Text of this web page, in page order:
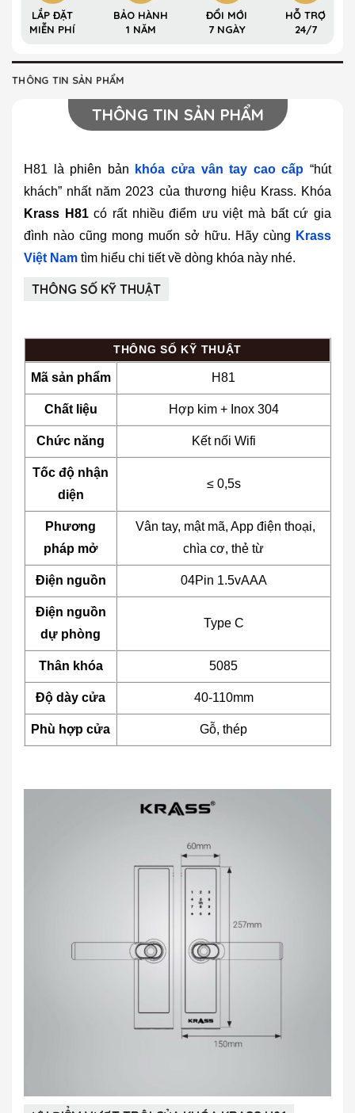
LẮP ĐẶT
MIỄN PHÍ
BẢO HÀNH
1 NĂM
ĐỔI MỚI
7 NGÀY
HỖ TRỢ
24/7
THÔNG TIN SẢN PHẨM
THÔNG TIN SẢN PHẨM
H81 là phiên bản khóa cửa vân tay cao cấp “hút
khách” nhất năm 2023 của thương hiệu Krass. Khóa
Krass H81có rất nhiều điểm ưu việt mà bất cứ gia
đình nào cũng mong muốn sở hữu. Hãy cùng Krass
Việt Nam tìm hiểu chi tiết về dòng khóa này nhé.
THÔNG SỐ KỸ THUẬT
THÔNG SỐ KỸ THUẬT
Mã sản phẩm H81
Chất liệu Hợp kim + Inox 304
Chức năng Kết nối Wifi
Tốc độ nhận
diện
≤ 0,5s
Phương
pháp mở
Vân tay, mật mã, App điện thoại,
chìa cơ, thẻ từ
Điện nguồn 04Pin 1.5vAAA
Điện nguồn
dự phòng
Type C
Thân khóa 5085
Độ dày cửa 40-110mm
Phù hợp cửa Gỗ, thép